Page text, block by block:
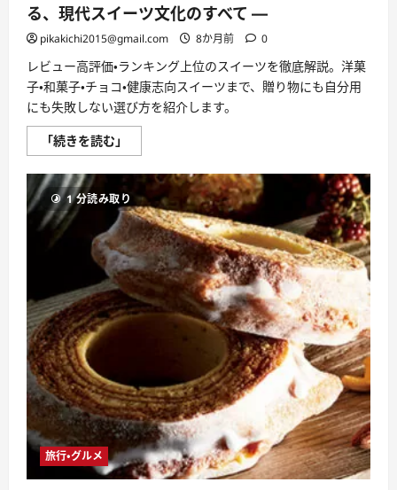
る、現代スイーツ文化のすべて ―
pikakichi2015@gmail.com 8か月前 0
レビュー高評価・ランキング上位のスイーツを徹底解説。洋菓
子・和菓子・チョコ・健康志向スイーツまで、贈り物にも自分用
にも失敗しない選び方を紹介します。
「続きを読む」
イ
ツ
全
ガ
イ
ド
―
人
生
を
少
し
だ
る、
現
代
ス
イ
ー
ツ
文
1 分読み取り
旅行・グルメ